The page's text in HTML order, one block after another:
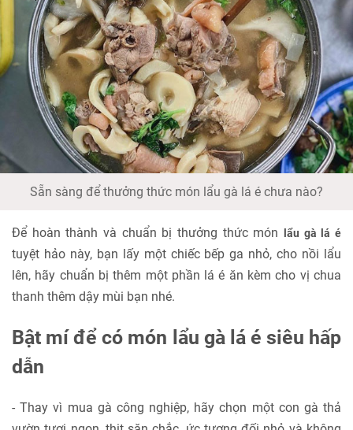
Sẵn sàng để thưởng thức món lẩu gà lá é chưa nào?
Để hoàn thành và chuẩn bị thưởng thức món lẩu gà lá é
tuyệt hảo này, bạn lấy một chiếc bếp ga nhỏ, cho nồi lẩu
lên, hãy chuẩn bị thêm một phần lá é ăn kèm cho vị chua
thanh thêm dậy mùi bạn nhé.
Bật mí để có món lẩu gà lá é siêu hấp
dẫn
- Thay vì mua gà công nghiệp, hãy chọn một con gà thả